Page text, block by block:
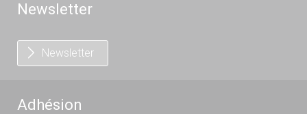
Newsletter
Newsletter
Adhésion